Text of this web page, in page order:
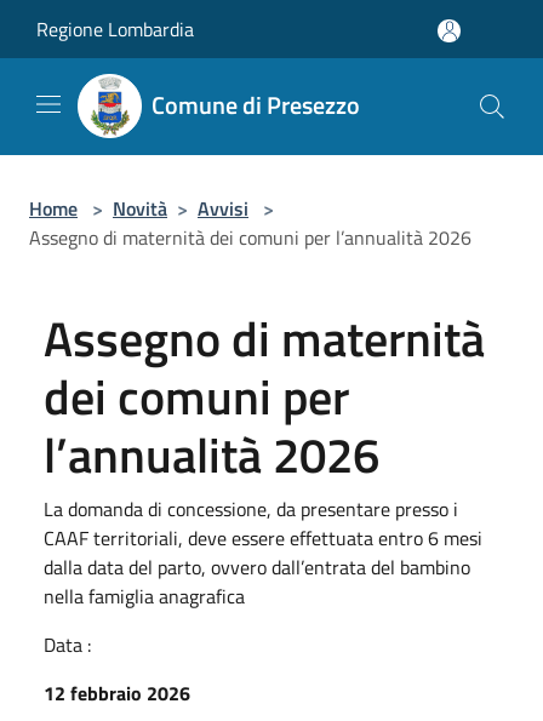
Regione Lombardia
Comune di Presezzo
Home > Novità > Avvisi >
Assegno di maternità dei comuni per l’annualità 2026
Assegno di maternità
dei comuni per
l’annualità 2026
La domanda di concessione, da presentare presso i
CAAF territoriali, deve essere effettuata entro 6 mesi
dalla data del parto, ovvero dall’entrata del bambino
nella famiglia anagrafica
Data :
12 febbraio 2026